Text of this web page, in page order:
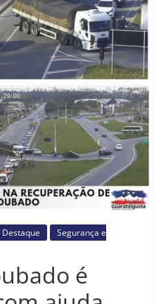
Segurança e
é